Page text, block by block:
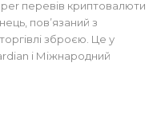
перевів криптовалюти
пов’язаний з
зброєю. Це у
і Міжнародний